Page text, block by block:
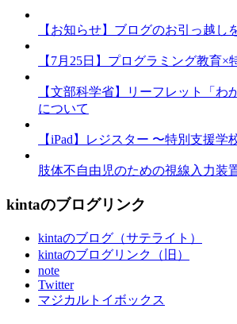
【お知らせ】ブログのお引っ越し
【7月25日】プログラミング教育
【文部科学省】リーフレット「
について
【iPad】レジスター 〜特別支援
肢体不自由児のための視線入力装
kintaのブログリンク
kintaのブログ（サテライト）
kintaのブログリンク（旧）
note
Twitter
マジカルトイボックス